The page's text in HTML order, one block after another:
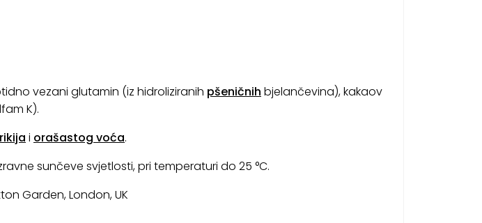
vezani glutamin (iz hidroliziranih pšeničnih bjelančevina), kakaov
K).
i orašastog voća.
sunčeve svjetlosti, pri temperaturi do 25 °C.
Garden, London, UK